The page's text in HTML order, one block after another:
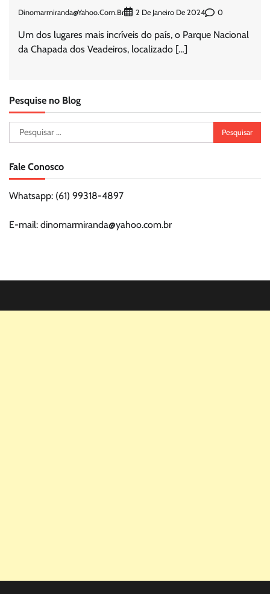
Dinomarmiranda@yahoo.com.br 2 De Janeiro De 2024 0
Um dos lugares mais incríveis do país, o Parque Nacional
da Chapada dos Veadeiros, localizado […]
Pesquise no Blog
Pesquisar
por:
Fale Conosco
Whatsapp: (61) 99318-4897
E-mail: dinomarmiranda@yahoo.com.br